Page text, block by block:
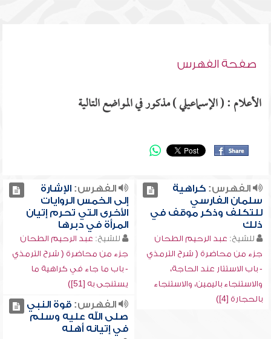
صفحة الفهرس
الأعلام : ( الإسماعيلي ) مذكور في المواضع التالية
الفهرس:كراهية
سلمان الفارسي
للتكلف وذكر موقف في
ذلك
للشيخ: عبد الرحيم الطحان
جزء من محاضرة ( شرح الترمذي
- باب الاستتار عند الحاجة،
والاستنجاء باليمين، والاستنجاء
بالحجارة [4])
الفهرس:الإشارة
إلى الخمس الروايات
الأخرى التي تحرم إتيان
المرأة في دبرها
للشيخ: عبد الرحيم الطحان
جزء من محاضرة ( شرح الترمذي
- باب ما جاء في كراهية ما
يستنجى به [51])
الفهرس:قوة النبي
صلى الله عليه وسلم
في إتيانه أهله